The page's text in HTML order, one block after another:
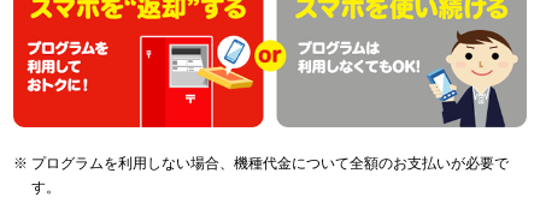
プログラムを利用しない場合、機種代金について全額のお支払いが必要で
す。